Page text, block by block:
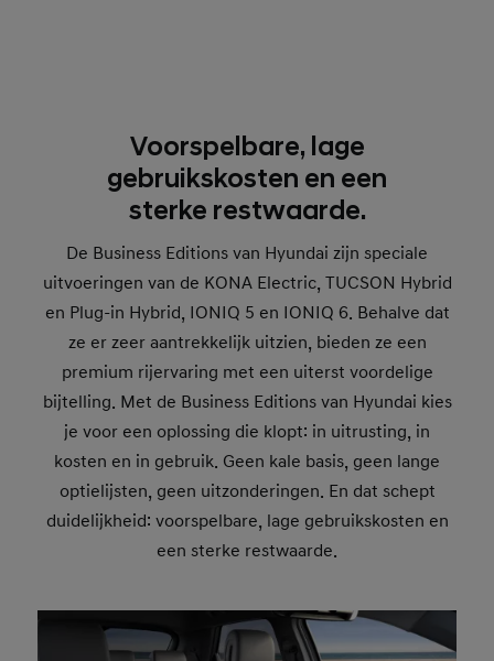
Voorspelbare, lage
gebruikskosten en een
sterke restwaarde.
De Business Editions van Hyundai zijn speciale
uitvoeringen van de KONA Electric, TUCSON Hybrid
en Plug-in Hybrid, IONIQ 5 en IONIQ 6. Behalve dat
ze er zeer aantrekkelijk uitzien, bieden ze een
premium rijervaring met een uiterst voordelige
bijtelling. Met de Business Editions van Hyundai kies
je voor een oplossing die klopt: in uitrusting, in
kosten en in gebruik. Geen kale basis, geen lange
optielijsten, geen uitzonderingen. En dat schept
duidelijkheid: voorspelbare, lage gebruikskosten en
een sterke restwaarde.